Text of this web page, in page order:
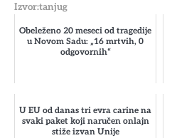
Izvor:tanjug
Obeleženo 20 meseci od tragedije
u Novom Sadu: „16 mrtvih, 0
odgovornih“
U EU od danas tri evra carine na
svaki paket koji naručen onlajn
stiže izvan Unije